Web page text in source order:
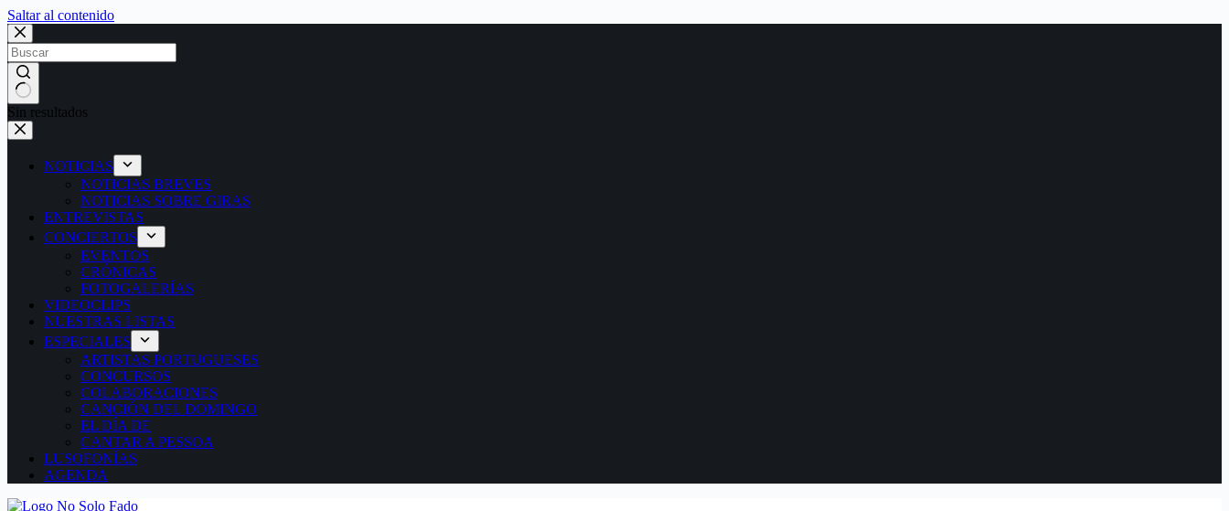
Saltar al contenido
Sin resultados
NOTICIAS
NOTICIAS BREVES
NOTICIAS SOBRE GIRAS
ENTREVISTAS
CONCIERTOS
EVENTOS
CRÓNICAS
FOTOGALERÍAS
VIDEOCLIPS
NUESTRAS LISTAS
ESPECIALES
ARTISTAS PORTUGUESES
CONCURSOS
COLABORACIONES
CANCIÓN DEL DOMINGO
EL DÍA DE
CANTAR A PESSOA
LUSOFONÍAS
AGENDA